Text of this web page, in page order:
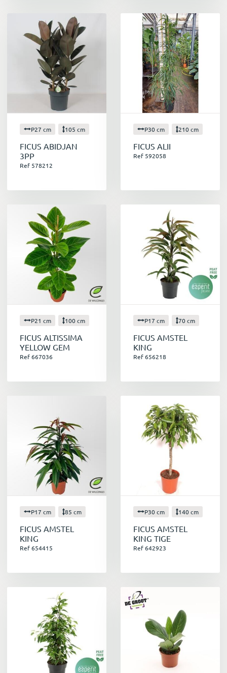
P27 cm 105 cm
FICUS ABIDJAN
3PP
Ref 578212
P30 cm 210 cm
FICUS ALII
Ref 592058
P21 cm 100 cm
FICUS ALTISSIMA
YELLOW GEM
Ref 667036
P17 cm 70 cm
FICUS AMSTEL
KING
Ref 656218
P17 cm 85 cm
FICUS AMSTEL
KING
Ref 654415
P30 cm 140 cm
FICUS AMSTEL
KING TIGE
Ref 642923